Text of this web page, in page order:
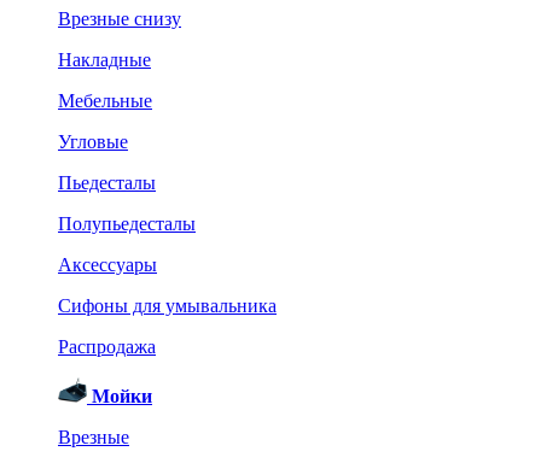
Врезные снизу
Накладные
Мебельные
Угловые
Пьедесталы
Полупьедесталы
Аксессуары
Сифоны для умывальника
Распродажа
Мойки
Врезные